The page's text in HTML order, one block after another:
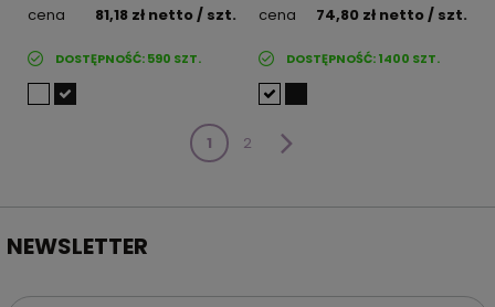
cena
81,18 zł netto/ szt.
DOSTĘPNOŚĆ:590 SZT.
cena
74,80 zł netto/ szt.
DOSTĘPNOŚĆ:1400 SZT.
1 2
NEWSLETTER